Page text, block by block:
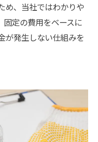
め、当社ではわかりや
固定の費用をベースに
が発生しない仕組みを